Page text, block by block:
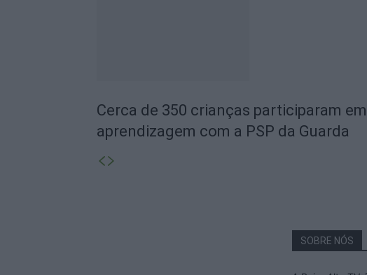
Cerca de 350 crianças participaram
aprendizagem com a PSP da Guarda
SOBRE NÓS